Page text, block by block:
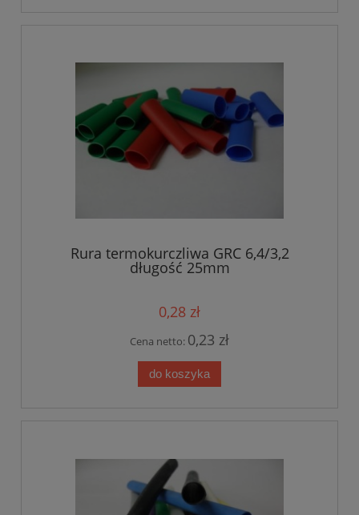
Rura termokurczliwa GRC 6,4/3,2
długość 25mm
0,28 zł
Cena netto: 0,23 zł
do koszyka